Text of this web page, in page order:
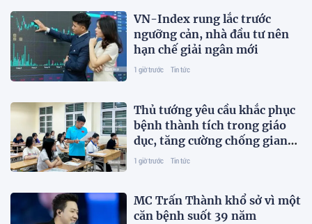
VN-Index rung lắc trước
ngưỡng cản, nhà đầu tư nên
hạn chế giải ngân mới
1 giờ trước Tin tức
Thủ tướng yêu cầu khắc phục
bệnh thành tích trong giáo
dục, tăng cường chống gian
lận thi cử và lạm thu
1 giờ trước Tin tức
MC Trấn Thành khổ sở vì một
căn bệnh suốt 39 năm